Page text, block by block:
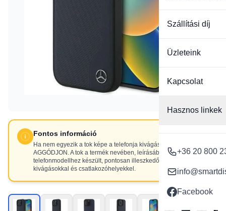
Szállítási díj
Üzleteink
Kapcsolat
Hasznos linkek
+36 20 800
Facebook
Fontos információ
Ha nem egyezik a tok képe a telefonja kivágásaival, NE
AGGÓDJON. A tok a termék nevében, leírásában szereplő
telefonmodellhez készült, pontosan illeszkedő
kivágásokkal és csatlakozóhelyekkel.